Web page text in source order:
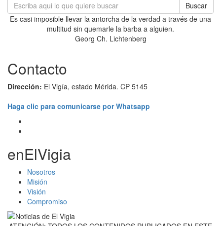
Buscar
Es casi imposible llevar la antorcha de la verdad a través de una
multitud sin quemarle la barba a alguien.
Georg Ch. Lichtenberg
Contacto
Dirección: El Vigía, estado Mérida. CP 5145
Haga clic para comunicarse por Whatsapp
enElVigia
Nosotros
Misión
Visión
Compromiso